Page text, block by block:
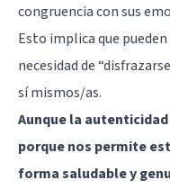
congruencia con sus
Esto implica que
necesidad de
sí mismos/as.
Aunque la
porque nos permite
forma saludable y